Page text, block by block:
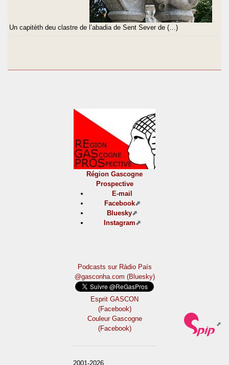
Un capitèth deu clastre de l’abadia de Sent Sever de (…)
Région Gascogne
Prospective
E-mail
Facebook
Bluesky
Instagram
Podcasts sur Ràdio País
@gasconha.com (Bluesky)
Esprit GASCON
(Facebook)
Couleur Gascogne
(Facebook)
2001-2026